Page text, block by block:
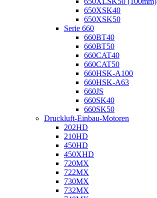
650XSK40
650XSK50
Serie 660
660BT40
660BT50
660CAT40
660CAT50
660HSK-A100
660HSK-A63
660JS
660SK40
660SK50
Druckluft-Einbau-Motoren
202HD
210HD
450HD
450XHD
720MX
722MX
730MX
732MX